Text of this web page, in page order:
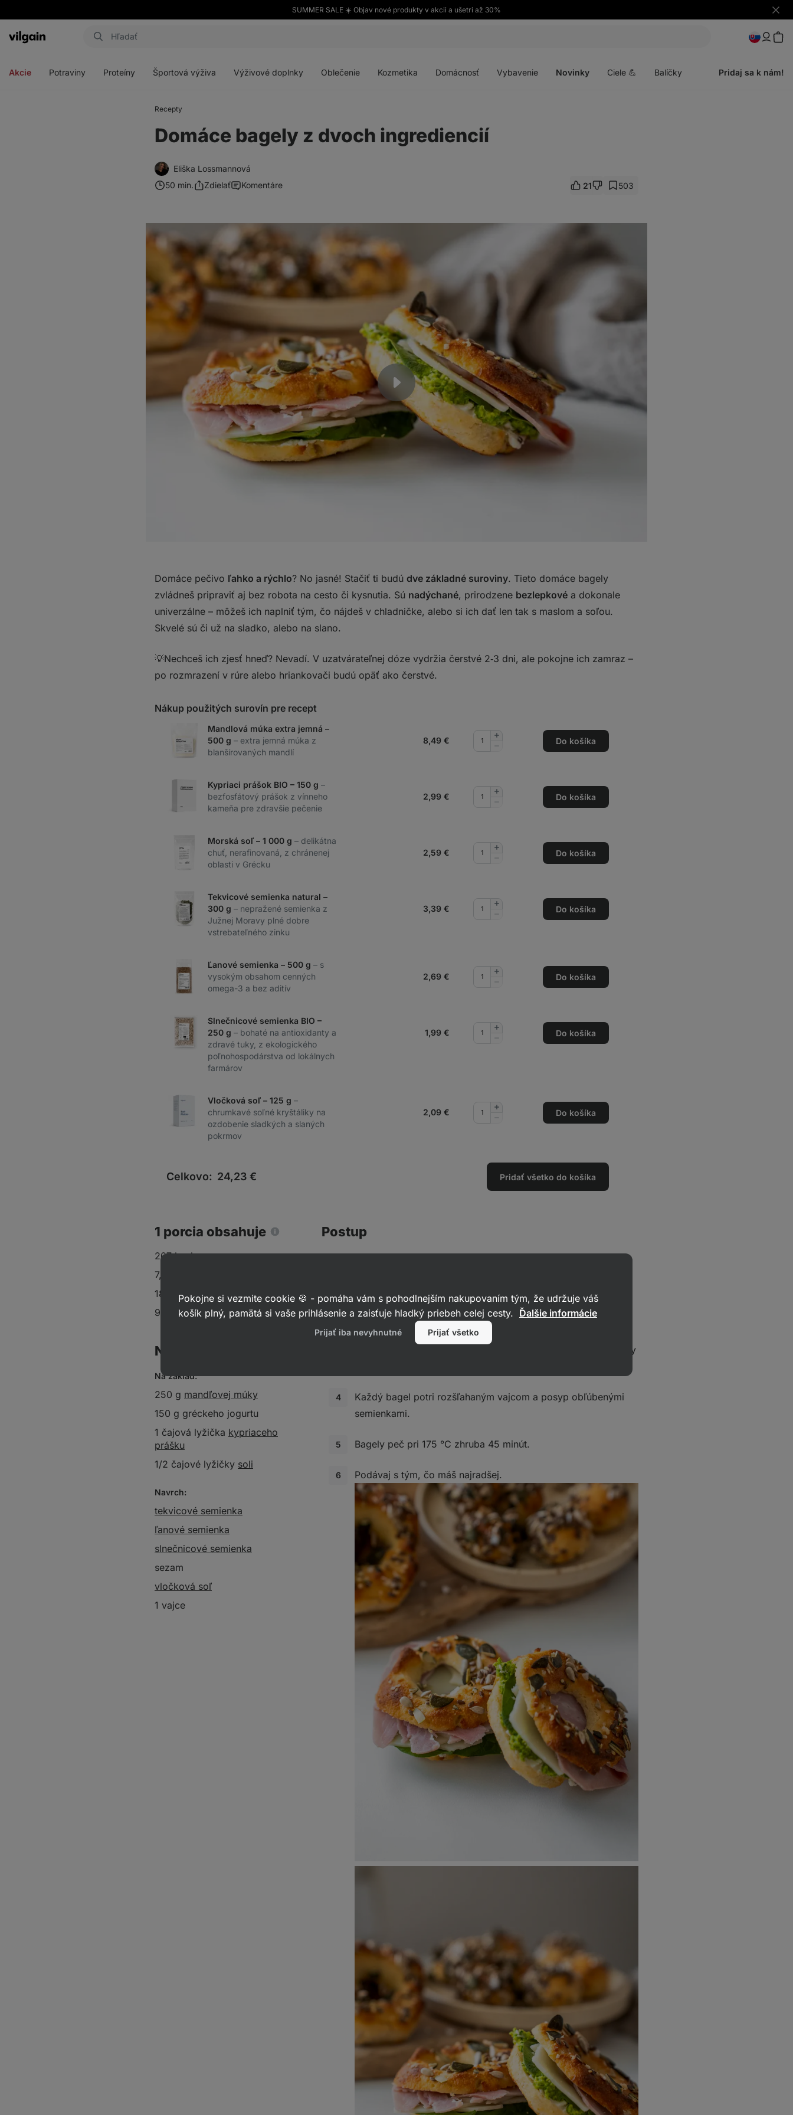
SUMMER SALE ☀️ Objav nové produkty v akcii a ušetri až 30%
Skryť
Eshop
Akcie Potraviny Proteíny Športová výživa Výživové doplnky Oblečenie Kozmetika Domácnosť Vybavenie Novinky Ciele 💪 Balíčky Pridaj sa k nám!
Recepty
Domáce bagely z dvoch ingrediencií
Eliška Lossmannová
50 min.
Zdielať Komentáre 21 503
Domáce pečivo ľahko a rýchlo? No jasné! Stačiť ti budú dve základné suroviny. Tieto domáce bagely
zvládneš pripraviť aj bez robota na cesto či kysnutia. Sú nadýchané, prirodzene bezlepkové a dokonale
univerzálne – môžeš ich naplniť tým, čo nájdeš v chladničke, alebo si ich dať len tak s maslom a soľou.
Skvelé sú či už na sladko, alebo na slano.
💡Nechceš ich zjesť hneď? Nevadí. V uzatvárateľnej dóze vydržia čerstvé 2‑3 dni, ale pokojne ich zamraz –
po rozmrazení v rúre alebo hriankovači budú opäť ako čerstvé.
Nákup použitých surovín pre recept
Mandlová múka extra jemná –
500 g – extra jemná múka z
blanšírovaných mandlí
8,49 €
Pridať
Do košíka
Kypriaci prášok BIO – 150 g –
bezfosfátový prášok z vínneho
kameňa pre zdravšie pečenie
2,99 €
Pridať
Do košíka
Morská soľ – 1 000 g – delikátna
chuť, nerafinovaná, z chránenej
oblasti v Grécku
2,59 €
Pridať
Do košíka
Tekvicové semienka natural –
300 g – nepražené semienka z
Južnej Moravy plné dobre
vstrebateľného zinku
3,39 €
Pridať
Do košíka
Ľanové semienka – 500 g – s
vysokým obsahom cenných
omega-3 a bez aditív
2,69 €
Pridať
Do košíka
Slnečnicové semienka BIO –
250 g – bohaté na antioxidanty a
zdravé tuky, z ekologického
poľnohospodárstva od lokálnych
farmárov
1,99 €
Pridať
Do košíka
Vločková soľ – 125 g –
chrumkavé soľné kryštáliky na
ozdobenie sladkých a slaných
pokrmov
2,09 €
Pridať
Do košíka
Celkovo: 24,23 € Pridať všetko do košíka
1 porcia obsahuje
207 kcal
7,4 g sacharidov
18 g tukov
9 g bielkovín
Na 8 porcií
Na základ:
250 g mandľovej múky
150 g gréckeho jogurtu
1 čajová lyžička kypriaceho
prášku
1/2 čajové lyžičky soli
Navrch:
tekvicové semienka
ľanové semienka
slnečnicové semienka
sezam
vločková soľ
1 vajce
Postup
Všetko poriadne zapracuj do kompaktného cesta.
Z cesta vytvor 8 bagelov – vytvaruj guľku, do stredu sprav
prstom alebo koncom varešky otvor a jemne rozšír okraje, aby
Každý bagel potri rozšľahaným vajcom a posyp obľúbenými
semienkami.
Bagely peč pri 175 °C zhruba 45 minút.
Podávaj s tým, čo máš najradšej.
Pokojne si vezmite cookie 🍪 - pomáha vám s pohodlnejším nakupovaním tým, že udržuje váš
košík plný, pamätá si vaše prihlásenie a zaisťuje hladký priebeh celej cesty. Ďalšie informácie
Prijať iba nevyhnutné Prijať všetko